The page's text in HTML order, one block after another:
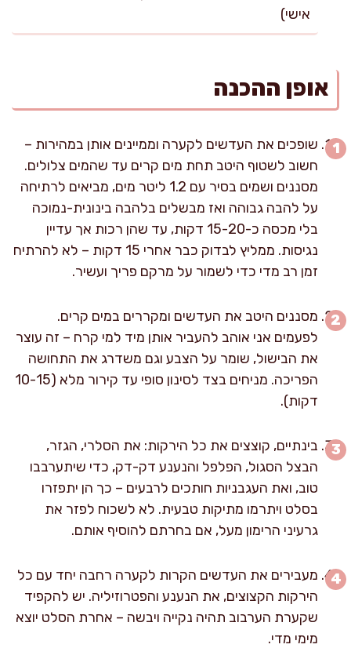
אישי)
אופן ההכנה
שופכים את העדשים לקערה וממיינים אותן במהירות –
חשוב לשטוף היטב תחת מים קרים עד שהמים צלולים.
מסננים ושמים בסיר עם 1.2 ליטר מים, מביאים לרתיחה
על להבה גבוהה ואז מבשלים בלהבה בינונית-נמוכה
בלי מכסה כ-15-20 דקות, עד שהן רכות אך עדיין
נגיסות. ממליץ לבדוק כבר אחרי 15 דקות – לא להרתיח
זמן רב מדי כדי לשמור על מרקם פריך ועשיר.
מסננים היטב את העדשים ומקררים במים קרים.
לפעמים אני אוהב להעביר אותן מיד למי קרח – זה עוצר
את הבישול, שומר על הצבע וגם משדרג את התחושה
הפריכה. מניחים בצד לסינון סופי עד קירור מלא (10-15
דקות).
בינתיים, קוצצים את כל הירקות: את הסלרי, הגזר,
הבצל הסגול, הפלפל והנענע דק-דק, כדי שיתערבבו
טוב, ואת העגבניות חותכים לרבעים – כך הן יתפזרו
בסלט ויתרמו מתיקות טבעית. לא לשכוח לפזר את
גרעיני הרימון מעל, אם בחרתם להוסיף אותם.
מעבירים את העדשים הקרות לקערה רחבה יחד עם כל
הירקות הקצוצים, את הנענע והפטרוזיליה. יש להקפיד
שקערת הערבוב תהיה נקייה ויבשה – אחרת הסלט יוצא
מימי מדי.